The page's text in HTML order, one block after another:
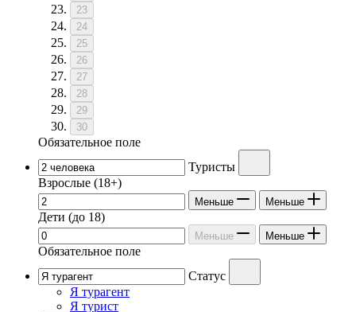
23
24
25
26
27
28
29
30
Обязательное поле
Туристы
Взрослые (18+)
Меньше Меньше
Дети (до 18)
Меньше Меньше
Обязательное поле
Статус
Я турагент
Я турист